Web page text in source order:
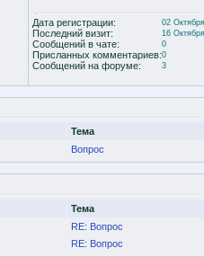
Дата регистрации: 02
Последний визит: 16
Сообщений в чате: 0
Присланных комментариев:0
Сообщений на форуме: 3
Тема
Вопрос
Тема
RE: Вопрос
RE: Вопрос